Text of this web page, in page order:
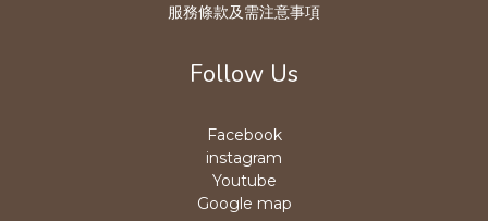
服務條款及需注意事項
Follow Us
Facebook
instagram
Youtube
Google map